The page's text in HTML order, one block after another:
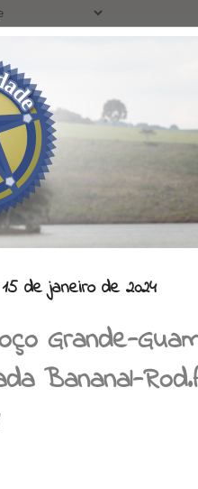
de janeiro de 2024
Grande-
Bananal-